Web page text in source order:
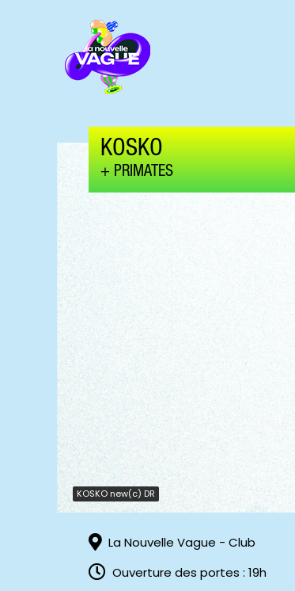
KOSKO new(c) DR
KOSKO
PRIMATES
La Nouvelle Vague - Club
Ouverture des portes : 19h